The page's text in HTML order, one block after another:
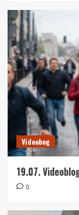
Videobog
19.07.
0